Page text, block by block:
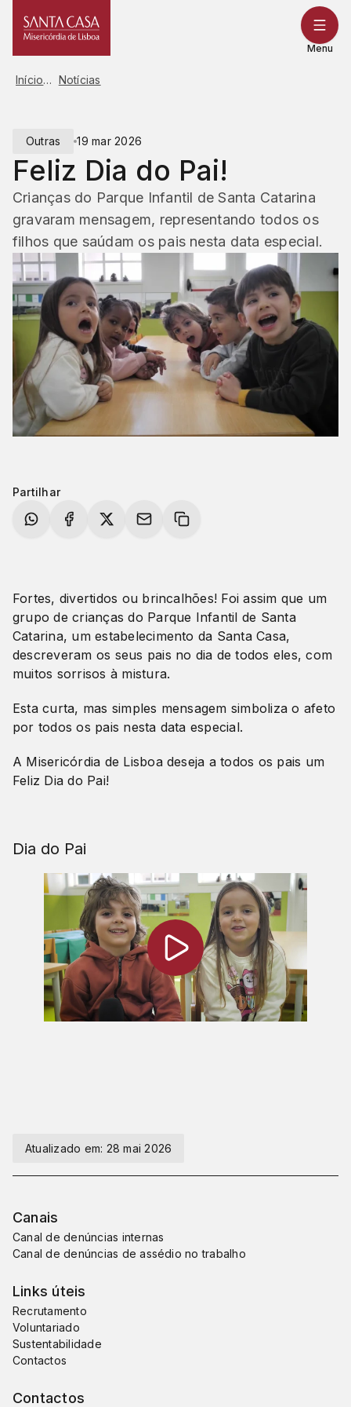
para
Menu
Início Notícias
Outras 19 mar 2026
Feliz Dia do Pai!
Crianças do Parque Infantil de Santa Catarina
gravaram mensagem, representando todos os
filhos que saúdam os pais nesta data especial.
Partilhar
Fortes, divertidos ou brincalhões! Foi assim que um
grupo de crianças do Parque Infantil de Santa
Catarina, um estabelecimento da Santa Casa,
descreveram os seus pais no dia de todos eles, com
muitos sorrisos à mistura.
Esta curta, mas simples mensagem simboliza o afeto
por todos os pais nesta data especial.
A Misericórdia de Lisboa deseja a todos os pais um
Feliz Dia do Pai!
Dia do Pai
Atualizado em: 28 mai 2026
Canais
Canal de denúncias internas
Canal de denúncias de assédio no trabalho
Links úteis
Recrutamento
Voluntariado
Sustentabilidade
Contactos
Contactos